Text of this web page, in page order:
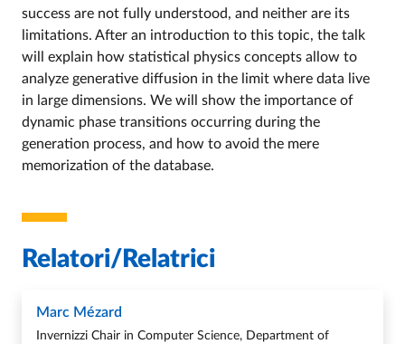
success are not fully understood, and neither are its
limitations. After an introduction to this topic, the talk
will explain how statistical physics concepts allow to
analyze generative diffusion in the limit where data live
in large dimensions. We will show the importance of
dynamic phase transitions occurring during the
generation process, and how to avoid the mere
memorization of the database.
Relatori/Relatrici
Marc Mézard
Invernizzi Chair in Computer Science, Department of